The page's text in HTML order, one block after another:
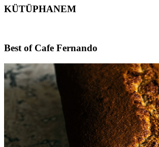
KÜTÜPHANEM
Footer
Best of Cafe Fernando